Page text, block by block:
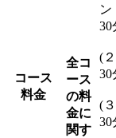
コース
料金
全コ
ース
の料
金に
関す
ン
(
(